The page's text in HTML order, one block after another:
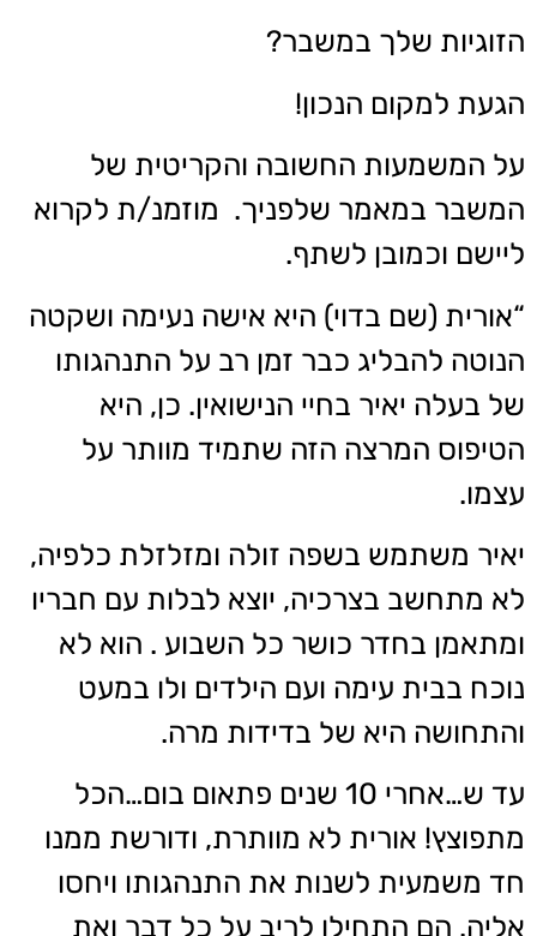
הזוגיות שלך במשבר?
הגעת למקום הנכון!
על המשמעות החשובה והקריטית של
המשבר במאמר שלפניך. מוזמנ/ת לקרוא
ליישם וכמובן לשתף.
“אורית (שם בדוי) היא אישה נעימה ושקטה
הנוטה להבליג כבר זמן רב על התנהגותו
של בעלה יאיר בחיי הנישואין. כן, היא
הטיפוס המרצה הזה שתמיד מוותר על
עצמו.
יאיר משתמש בשפה זולה ומזלזלת כלפיה,
לא מתחשב בצרכיה, יוצא לבלות עם חבריו
ומתאמן בחדר כושר כל השבוע . הוא לא
נוכח בבית עימה ועם הילדים ולו במעט
והתחושה היא של בדידות מרה.
עד ש…אחרי 10 שנים פתאום בום…הכל
מתפוצץ! אורית לא מוותרת, ודורשת ממנו
חד משמעית לשנות את התנהגותו ויחסו
אליה. הם התחילו לריב על כל דבר ואת